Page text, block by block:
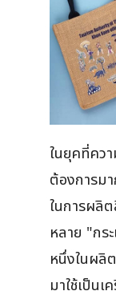
ในยุคที่คว
ต้องการม
ในการผลิ
หลาย "กร
หนึ่งในผลิ
มาใช้เป็น